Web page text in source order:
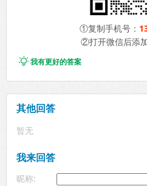
①复制手机号：
②打开微信后添
我有更好的答案
其他回答
暂无
我来回答
昵称: